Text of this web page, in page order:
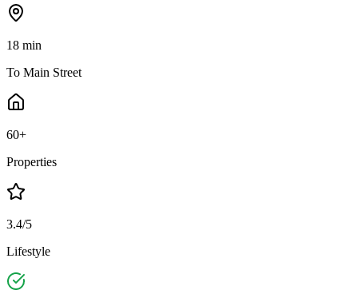
18 min
To Main Street
60+
Properties
3.4/5
Lifestyle